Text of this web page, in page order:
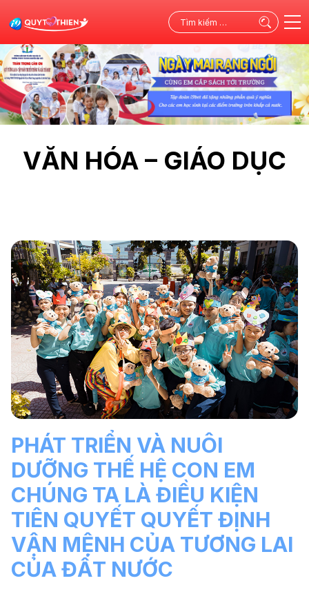
kiếm
VĂN HÓA – GIÁO DỤC
PHÁT TRIỂN VÀ NUÔI
DƯỠNG THẾ HỆ CON EM
CHÚNG TA LÀ ĐIỀU KIỆN
TIÊN QUYẾT QUYẾT ĐỊNH
VẬN MỆNH CỦA TƯƠNG LAI
CỦA ĐẤT NƯỚC